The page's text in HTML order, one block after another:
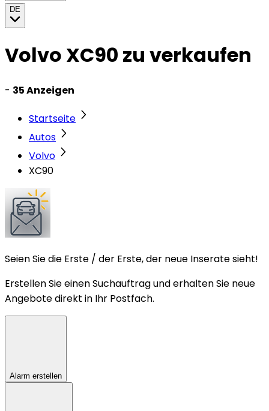
DE
Volvo XC90 zu verkaufen
- 35 Anzeigen
Startseite
Autos
Volvo
XC90
Seien Sie die Erste / der Erste, der neue Inserate sieht!
Erstellen Sie einen Suchauftrag und erhalten Sie neue
Angebote direkt in Ihr Postfach.
Alarm erstellen